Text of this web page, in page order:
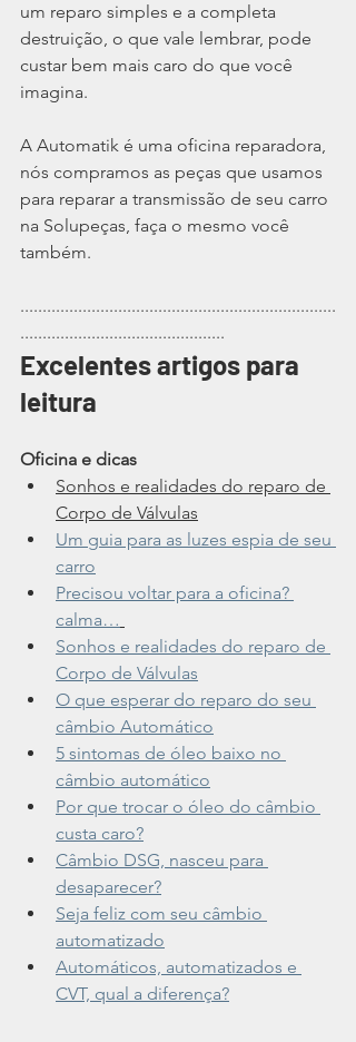
um reparo simples e a completa
destruição, o que vale lembrar, pode
custar bem mais caro do que você
imagina.
A Automatik é uma oficina reparadora,
nós compramos as peças que usamos
para reparar a transmissão de seu carro
na Solupeças, faça o mesmo você
também.
.......................................................................
..............................................
Excelentes artigos para
leitura
Oficina e dicas
Sonhos e realidades do reparo de
Corpo de Válvulas
Um guia para as luzes espia de seu
carro
Precisou voltar para a oficina?
calma…
Sonhos e realidades do reparo de
Corpo de Válvulas
O que esperar do reparo do seu
câmbio Automático
5 sintomas de óleo baixo no
câmbio automático
Por que trocar o óleo do câmbio
custa caro?
Câmbio DSG, nasceu para
desaparecer?
Seja feliz com seu câmbio
automatizado
Automáticos, automatizados e
CVT, qual a diferença?